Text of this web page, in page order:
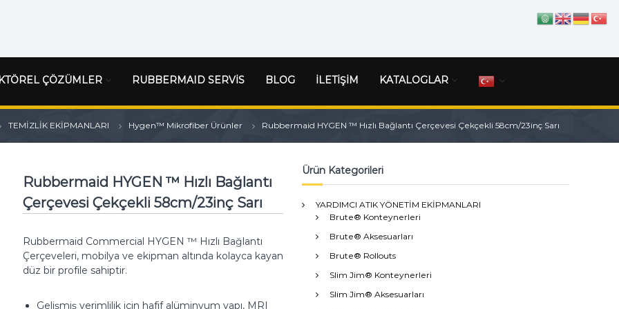
ÇÖZÜMLER RUBBERMAID SERVİS BLOG İLETİŞİM KATALOGLAR
TEMİZLİK EKİPMANLARI Hygen™ Mikrofiber Ürünler Rubbermaid HYGEN ™ Hızlı Bağlantı Çerçevesi Çekçekli 58cm/23inç Sarı
Rubbermaid HYGEN ™ Hızlı Bağlantı
Çerçevesi Çekçekli 58cm/23inç Sarı
Rubbermaid Commercial HYGEN ™ Hızlı Bağlantı
Çerçeveleri, mobilya ve ekipman altında kolayca kayan
düz bir profile sahiptir.
Gelişmiş verimlilik için hafif alüminyum yapı, MRI
Ürün Kategorileri
YARDIMCI ATIK YÖNETİM EKİPMANLARI
Brute® Konteynerleri
Brute® Aksesuarları
Brute® Rollouts
Slim Jim® Konteynerleri
Slim Jim® Aksesuarları